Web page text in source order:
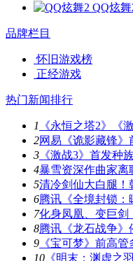
QQ炫舞
品牌栏目
怀旧游戏榜
正经游戏
热门新闻排行
1
《永恒之塔2》《
2网易《诡影藏锋
3 《激战3》首发种
4暴雪资深作曲家离
5清冷剑仙大白腿！
6腾讯《全境封锁：
7化身凤凰、变巨剑
8腾讯《龙石战争》
9 《宝可梦》前高
10 《明末：渊虚之